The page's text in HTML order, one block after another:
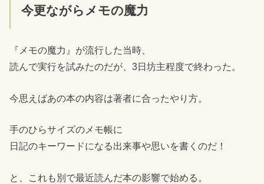
今更ながらメモの魔力
『メモの魔力』が流行した当時、
読んで実行を試みたのだが、3日坊主程度で終わった。
今思えばあの本の内容は著者に合ったやり方。
手のひらサイズのメモ帳に
日記のキーワードになる出来事や思いを書くのだ！
と、これも別で最近読んだ本の影響で始める。